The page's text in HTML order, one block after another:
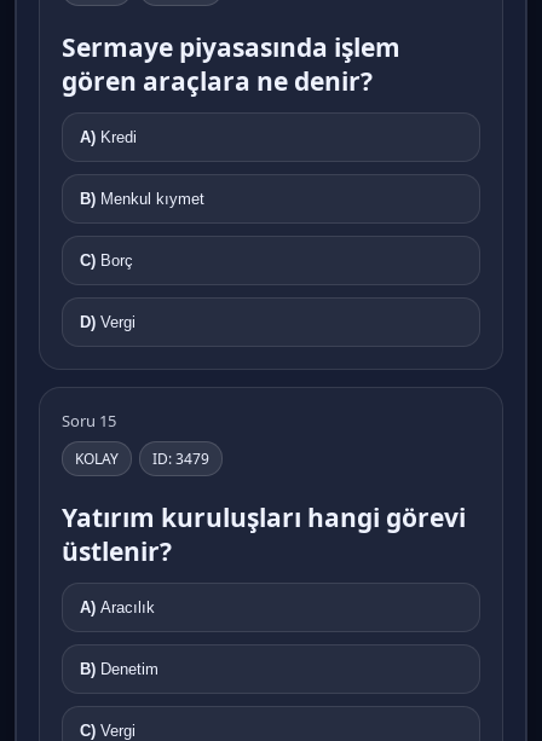
Sermaye piyasasında işlem
gören araçlara ne denir?
A) Kredi
B) Menkul kıymet
C) Borç
D) Vergi
Soru 15
KOLAY ID: 3479
Yatırım kuruluşları hangi görevi
üstlenir?
A) Aracılık
B) Denetim
C) Vergi